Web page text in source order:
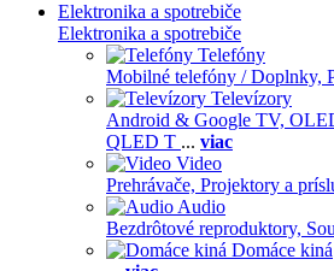
Elektronika a spotrebiče
Elektronika a spotrebiče
Telefóny
Mobilné telefóny / Doplnky,
Televízory
Android & Google TV,
QLED T ... viac
Video
Prehrávače, Projektory a
Audio
Bezdrôtové reproduktory,
Domáce kiná